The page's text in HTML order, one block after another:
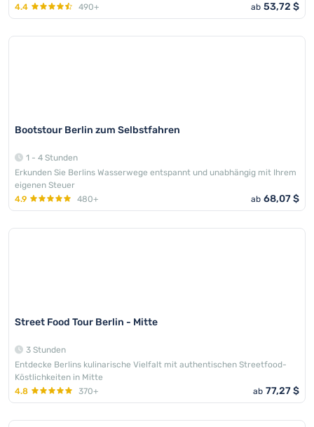
4.4 490+ ab 53,72 $
Bootstour Berlin zum Selbstfahren
1 - 4 Stunden
Erkunden Sie Berlins Wasserwege entspannt und unabhängig mit Ihrem
eigenen Steuer
4.9
480+ ab 68,07 $
Street Food Tour Berlin - Mitte
3 Stunden
Entdecke Berlins kulinarische Vielfalt mit authentischen Streetfood-
Köstlichkeiten in Mitte
4.8
370+ ab 77,27 $